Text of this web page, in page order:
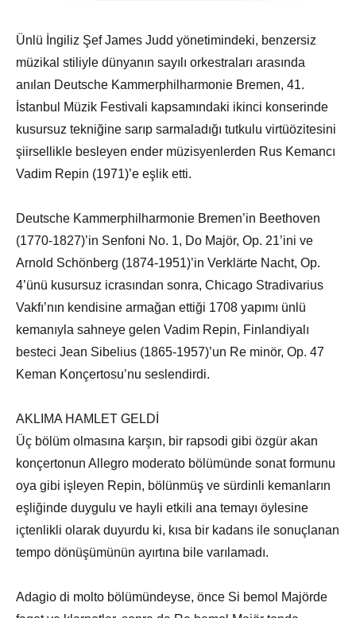
Ünlü İngiliz Şef James Judd yönetimindeki, benzersiz
müzikal stiliyle dünyanın sayılı orkestraları arasında
anılan Deutsche Kammerphilharmonie Bremen, 41.
İstanbul Müzik Festivali kapsamındaki ikinci konserinde
kusursuz tekniğine sarıp sarmaladığı tutkulu virtüözitesini
şiirsellikle besleyen ender müzisyenlerden Rus Kemancı
Vadim Repin (1971)’e eşlik etti.
Deutsche Kammerphilharmonie Bremen’in Beethoven
(1770-1827)’in Senfoni No. 1, Do Majör, Op. 21’ini ve
Arnold Schönberg (1874-1951)’in Verklärte Nacht, Op.
4’ünü kusursuz icrasından sonra, Chicago Stradivarius
Vakfı’nın kendisine armağan ettiği 1708 yapımı ünlü
kemanıyla sahneye gelen Vadim Repin, Finlandiyalı
besteci Jean Sibelius (1865-1957)’un Re minör, Op. 47
Keman Konçertosu’nu seslendirdi.
AKLIMA HAMLET GELDİ
Üç bölüm olmasına karşın, bir rapsodi gibi özgür akan
konçertonun Allegro moderato bölümünde sonat formunu
oya gibi işleyen Repin, bölünmüş ve sürdinli kemanların
eşliğinde duygulu ve hayli etkili ana temayı öylesine
içtenlikli olarak duyurdu ki, kısa bir kadans ile sonuçlanan
tempo dönüşümünün ayırtına bile varılamadı.
Adagio di molto bölümündeyse, önce Si bemol Majörde